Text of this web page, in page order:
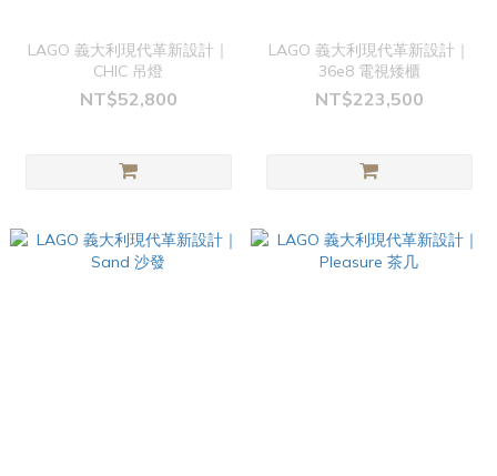
LAGO 義大利現代革新設計｜
CHIC 吊燈
NT$52,800
LAGO 義大利現代革新設計｜
36e8 電視矮櫃
NT$223,500